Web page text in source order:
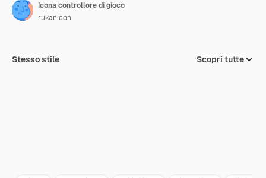
Icona controllore di gioco
rukanicon
Stesso stile Scopri tutte